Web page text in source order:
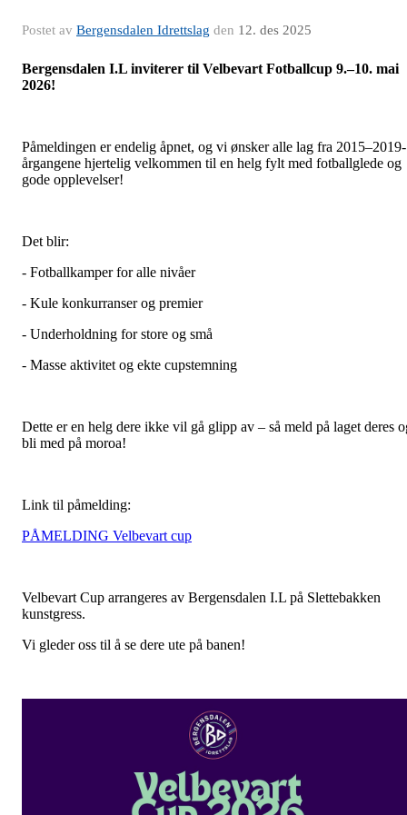
Postet av Bergensdalen Idrettslag den 12. des 2025
Bergensdalen I.L inviterer til Velbevart Fotballcup 9.–10. mai
2026!
Påmeldingen er endelig åpnet, og vi ønsker alle lag fra 2015–2019-
årgangene hjertelig velkommen til en helg fylt med fotballglede og
gode opplevelser!
Det blir:
- Fotballkamper for alle nivåer
- Kule konkurranser og premier
- Underholdning for store og små
- Masse aktivitet og ekte cupstemning
Dette er en helg dere ikke vil gå glipp av – så meld på laget deres
bli med på moroa!
Link til påmelding:
PÅMELDING Velbevart cup
Velbevart Cup arrangeres av Bergensdalen I.L på Slettebakken
kunstgress.
Vi gleder oss til å se dere ute på banen!